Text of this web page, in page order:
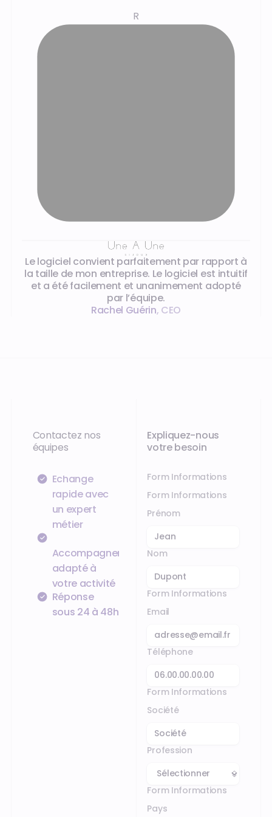
R
Le logiciel convient parfaitement par rapport à
la taille de mon entreprise. Le logiciel est intuitif
et a été facilement et unanimement adopté
par l’équipe.
Rachel Guérin, CEO
Contactez nos
équipes
Échange
rapide avec
un expert
métier
Accompagnement
adapté à
votre activité
Réponse
sous 24 à 48h
Expliquez-nous
votre besoin
Form Informations
Form Informations
Prénom
Nom
Form Informations
Email
Téléphone
Form Informations
Société
Profession
Form Informations
Pays